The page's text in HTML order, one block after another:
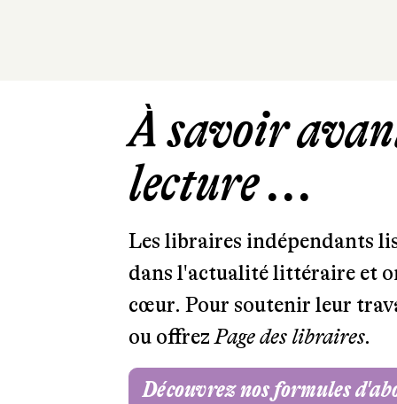
À savoir
lecture ...
Les libraires indépendants
dans l'actualité littéraire et
cœur. Pour soutenir leur
ou offrezPage des libraires.
Découvrez nos formules